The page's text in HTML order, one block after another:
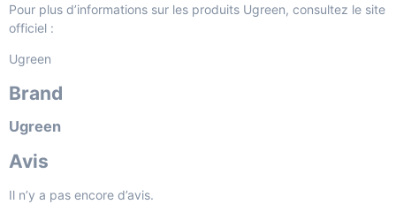
Pour plus d’informations sur les produits Ugreen, consultez le site
officiel :
Ugreen
Brand
Ugreen
Avis
Il n’y a pas encore d’avis.